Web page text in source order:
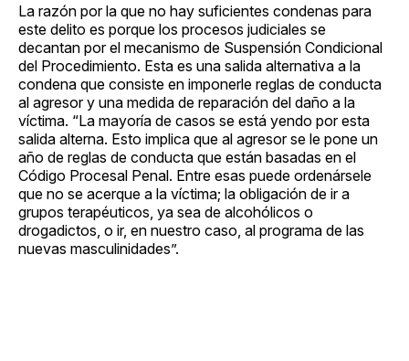
La razón por la que no hay suficientes condenas para
este delito es porque los procesos judiciales se
decantan por el mecanismo de Suspensión Condicional
del Procedimiento. Esta es una salida alternativa a la
condena que consiste en imponerle reglas de conducta
al agresor y una medida de reparación del daño a la
víctima. “La mayoría de casos se está yendo por esta
salida alterna. Esto implica que al agresor se le pone un
año de reglas de conducta que están basadas en el
Código Procesal Penal. Entre esas puede ordenársele
que no se acerque a la víctima; la obligación de ir a
grupos terapéuticos, ya sea de alcohólicos o
drogadictos, o ir, en nuestro caso, al programa de las
nuevas masculinidades”.